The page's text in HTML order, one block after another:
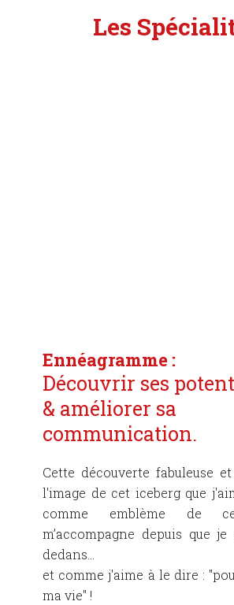
Les
Ennéagramme :
Découvrir ses
& améliorer sa
communication.
Cette découverte fabuleuse
l'image de cet iceberg que
comme emblème de
m’accompagne depuis que
dedans…
et comme j'aime à le dire :
ma vie" !